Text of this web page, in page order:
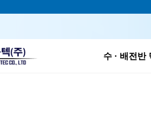
하위
수 · 배전반